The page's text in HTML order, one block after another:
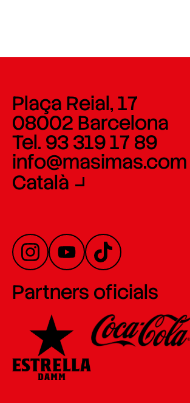
Plaça Reial, 17
08002 Barcelona
Tel. 93 319 17 89
info@masimas.com
Català
Partners oficials